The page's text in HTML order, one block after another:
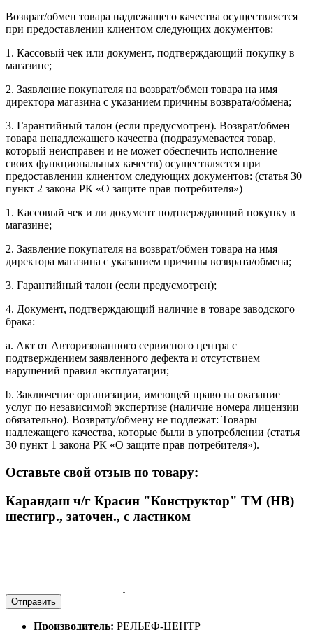
Возврат/обмен товара надлежащего качества осуществляется
при предоставлении клиентом следующих документов:
1. Кассовый чек или документ, подтверждающий покупку в
магазине;
2. Заявление покупателя на возврат/обмен товара на имя
директора магазина с указанием причины возврата/обмена;
3. Гарантийный талон (если предусмотрен). Возврат/обмен
товара ненадлежащего качества (подразумевается товар,
который неисправен и не может обеспечить исполнение
своих функциональных качеств) осуществляется при
предоставлении клиентом следующих документов: (статья 30
пункт 2 закона РК «О защите прав потребителя»)
1. Кассовый чек и ли документ подтверждающий покупку в
магазине;
2. Заявление покупателя на возврат/обмен товара на имя
директора магазина с указанием причины возврата/обмена;
3. Гарантийный талон (если предусмотрен);
4. Документ, подтверждающий наличие в товаре заводского
брака:
a. Акт от Авторизованного сервисного центра с
подтверждением заявленного дефекта и отсутствием
нарушений правил эксплуатации;
b. Заключение организации, имеющей право на оказание
услуг по независимой экспертизе (наличие номера лицензии
обязательно). Возврату/обмену не подлежат: Товары
надлежащего качества, которые были в употреблении (статья
30 пункт 1 закона РК «О защите прав потребителя»).
Оставьте свой отзыв по товару:
Карандаш ч/г Красин "Конструктор" ТМ (HB)
шестигр., заточен., с ластиком
Отправить
Производитель: РЕЛЬЕФ-ЦЕНТР